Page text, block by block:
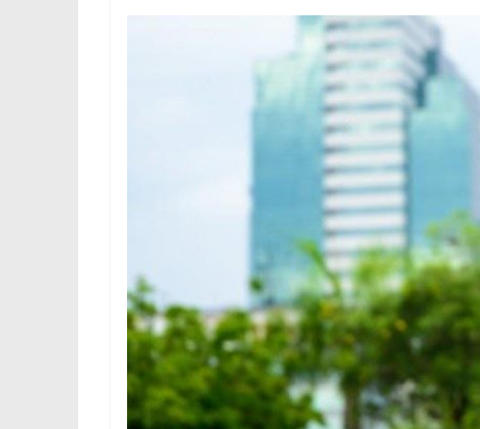
leur
passion,
tout
en
profitant
de